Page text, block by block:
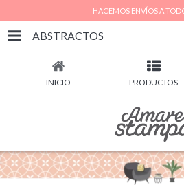
HACEMOS ENVÍOS A
ABSTRACTOS
INICIO PRODUCTOS